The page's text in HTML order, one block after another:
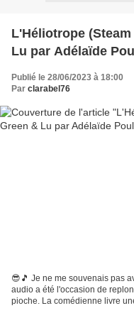
L'Héliotrope
Lu par Adélaïde
Publié le 28/06/2023 à 18:00
Par clarabel76
😎🎵 Je ne me souvenais pas
audio a été l'occasion de
pioche. La comédienne livre